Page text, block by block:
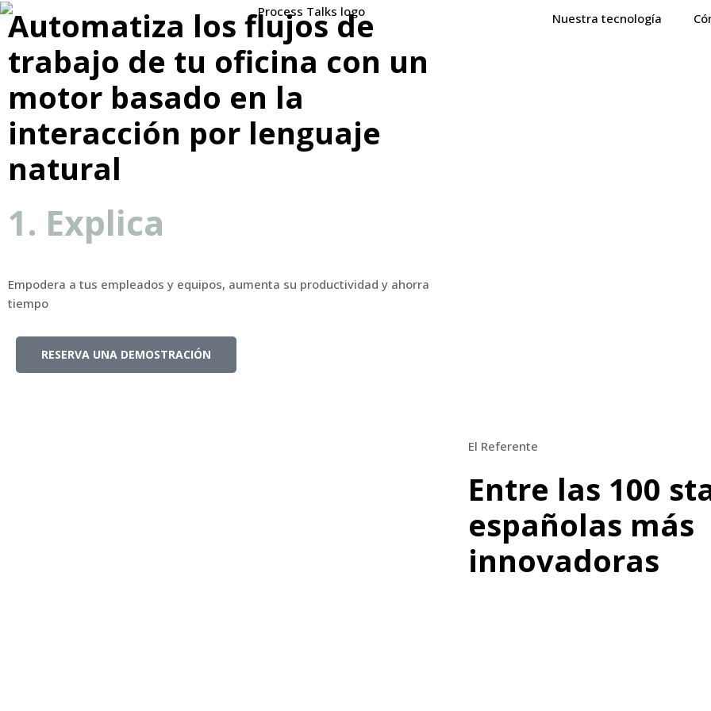
Nuestra tecnología
Automatiza los flujos de
trabajo de tu oficina con un
motor basado en la
interacción por lenguaje
natural
1. Explica
Empodera a tus empleados y equipos, aumenta su productividad y ahorra
tiempo
RESERVA UNA DEMOSTRACIÓN
El Referente
Entre las 100
españolas más
innovadoras